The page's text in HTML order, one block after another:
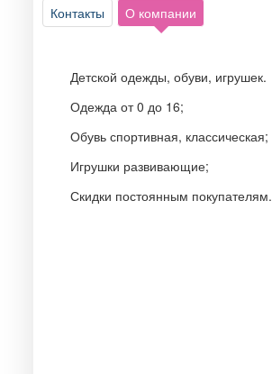
Контакты О компании
Детской одежды, обуви, игрушек.
Одежда от 0 до 16;
Обувь спортивная, классическая;
Игрушки развивающие;
Скидки постоянным покупателям.